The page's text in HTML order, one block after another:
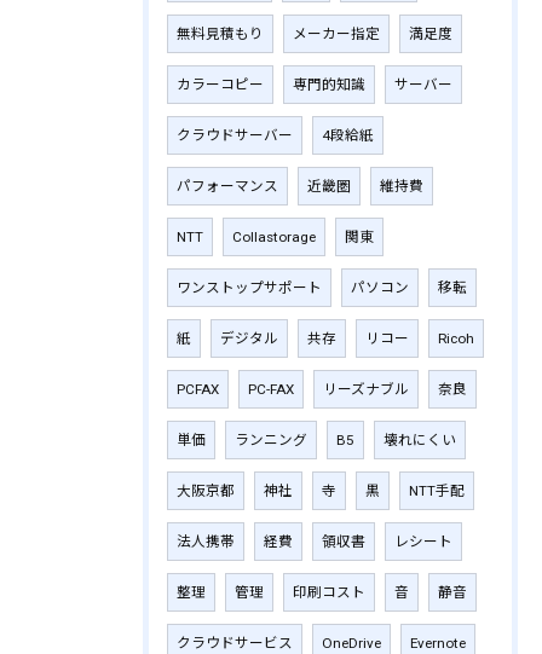
無料見積もり メーカー指定 満足度
カラーコピー 専門的知識 サーバー
クラウドサーバー 4段給紙
パフォーマンス 近畿圏 維持費
NTT Collastorage 関東
ワンストップサポート パソコン 移転
紙 デジタル 共存 リコー Ricoh
PCFAX PC-FAX リーズナブル 奈良
単価 ランニング B5 壊れにくい
大阪京都 神社 寺 黒 NTT手配
法人携帯 経費 領収書 レシート
整理 管理 印刷コスト 音 静音
クラウドサービス OneDrive Evernote